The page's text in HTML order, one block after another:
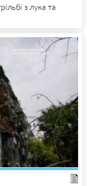
з лука та